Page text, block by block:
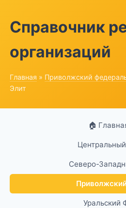
Справочник
организаций
Главная » Приволжский
Элит
🏠
Северо-
Уральский